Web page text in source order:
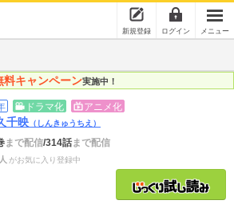
新規登録 ログイン メニュー
料キャンペーン実施中！
ドラマ化 アニメ化
千映 （しんきゅうちえ）
まで配信/314話まで配信
がお気に入り登録中